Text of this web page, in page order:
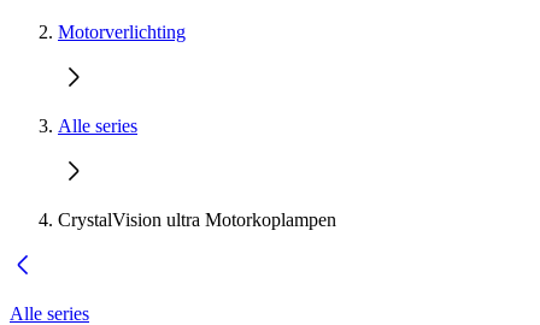
Motorverlichting
Alle series
CrystalVision ultra Motorkoplampen
Alle series